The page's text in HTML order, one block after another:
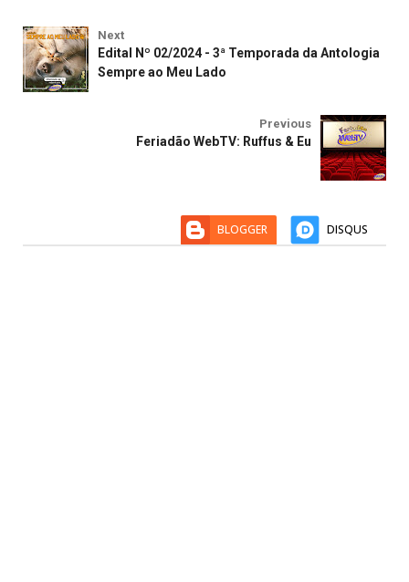
Next
Edital Nº 02/2024 - 3ª Temporada da Antologia
Sempre ao Meu Lado
Previous
Feriadão WebTV: Ruffus & Eu
BLOGGER DISQUS